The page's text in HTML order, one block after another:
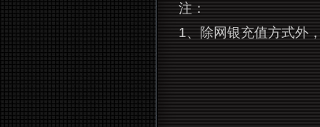
注：
1、除网银充值方式外